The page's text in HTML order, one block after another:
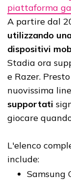
piattaforma
A partire dal
utilizzando
dispositivi
Stadia ora
e Razer.
nuovissima
supportati
giocare
L'elenco
include:
Samsung